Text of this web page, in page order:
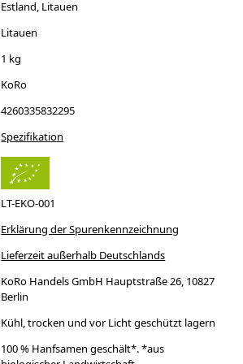
Estland, Litauen
Litauen
1 kg
KoRo
4260335832295
Spezifikation
LT-EKO-001
Erklärung der Spurenkennzeichnung
Lieferzeit außerhalb Deutschlands
KoRo Handels GmbH Hauptstraße 26, 10827
Berlin
Kühl, trocken und vor Licht geschützt lagern
100 % Hanfsamen geschält*. *aus